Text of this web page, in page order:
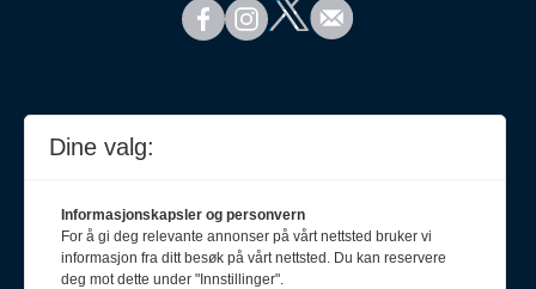
Dine valg:
Informasjonskapsler og personvern
For å gi deg relevante annonser på vårt nettsted bruker vi
informasjon fra ditt besøk på vårt nettsted. Du kan reservere
deg mot dette under "Innstillinger".